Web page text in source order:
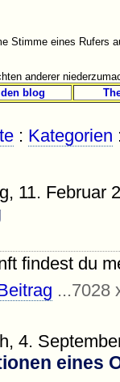
Stimme eines Rufers
anderer
blog
: Kategorien
11. Februar
findest du
...7028
4.
eines